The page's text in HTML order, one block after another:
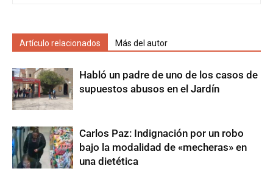
Artículo relacionados Más del autor
Habló un padre de uno de los casos de
supuestos abusos en el Jardín
Carlos Paz: Indignación por un robo
bajo la modalidad de «mecheras» en
una dietética